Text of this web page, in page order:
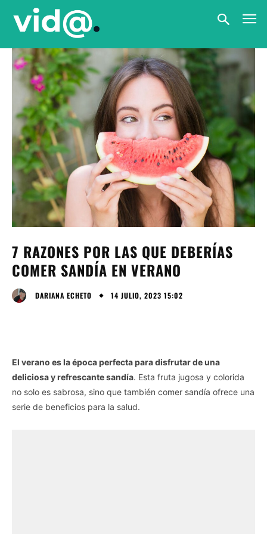
7 RAZONES POR LAS QUE DEBERÍAS
COMER SANDÍA EN VERANO
DARIANA ECHETO 14 JULIO, 2023 15:02
El verano es la época perfecta para disfrutar de una
deliciosa y refrescante sandía. Esta fruta jugosa y colorida
no solo es sabrosa, sino que también comer sandía ofrece una
serie de beneficios para la salud.